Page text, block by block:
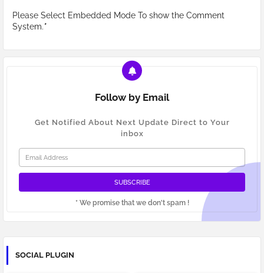
Please Select Embedded Mode To show the Comment
System.*
Follow by Email
Get Notified About Next Update Direct to Your
inbox
* We promise that we don't spam !
SOCIAL PLUGIN